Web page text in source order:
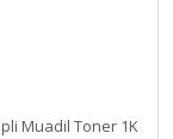
Muadil Toner 1K